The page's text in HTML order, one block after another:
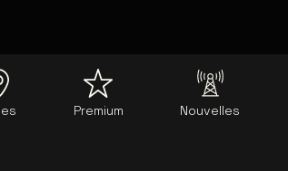
Premium Nouvelles